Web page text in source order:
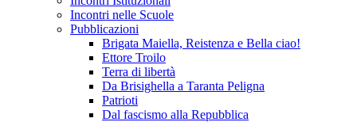
Incontri nelle Scuole
Pubblicazioni
Brigata Maiella, Reistenza e Bella ciao!
Ettore Troilo
Terra di libertà
Da Brisighella a Taranta Peligna
Patrioti
Dal fascismo alla Repubblica